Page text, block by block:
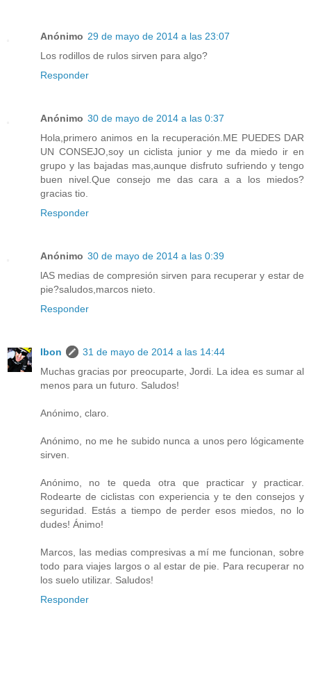
Anónimo 29 de mayo de 2014 a las 23:07
Los rodillos de rulos sirven para algo?
Responder
Anónimo 30 de mayo de 2014 a las 0:37
Hola,primero animos en la recuperación.ME PUEDES DAR
UN CONSEJO,soy un ciclista junior y me da miedo ir en
grupo y las bajadas mas,aunque disfruto sufriendo y tengo
buen nivel.Que consejo me das cara a a los miedos?
gracias tio.
Responder
Anónimo 30 de mayo de 2014 a las 0:39
lAS medias de compresión sirven para recuperar y estar de
pie?saludos,marcos nieto.
Responder
Ibon
31 de mayo de 2014 a las 14:44
Muchas gracias por preocuparte, Jordi. La idea es sumar al
menos para un futuro. Saludos!
Anónimo, claro.
Anónimo, no me he subido nunca a unos pero lógicamente
sirven.
Anónimo, no te queda otra que practicar y practicar.
Rodearte de ciclistas con experiencia y te den consejos y
seguridad. Estás a tiempo de perder esos miedos, no lo
dudes! Ánimo!
Marcos, las medias compresivas a mí me funcionan, sobre
todo para viajes largos o al estar de pie. Para recuperar no
los suelo utilizar. Saludos!
Responder